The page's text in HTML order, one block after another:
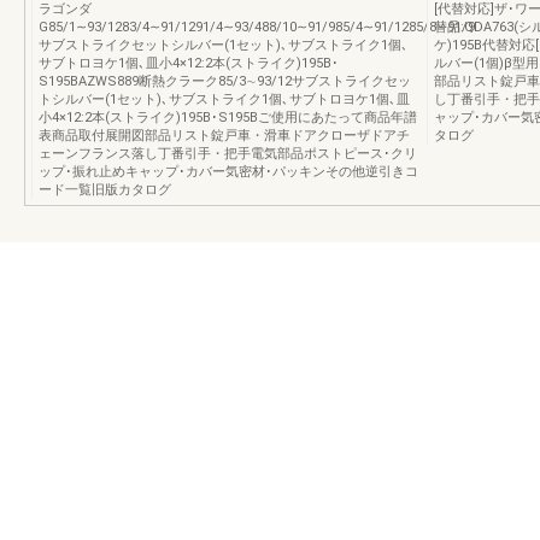
ラゴンダ
G85/1∼93/1283/4∼91/1291/4∼93/488/10∼91/985/4∼91/1285/8∼91/9
サブストライクセットシルバー(1セット)､サブストライク1個､
サブトロヨケ1個､皿小4×12:2本(ストライク)195B･
S195BAZWS889断熱クラーク85/3∼93/12サブストライクセッ
トシルバー(1セット)､サブストライク1個､サブトロヨケ1個､皿
小4×12:2本(ストライク)195B･S195Bご使用にあたって商品年譜
表商品取付展開図部品リスト錠戸車・滑車ドアクローザドアチ
ェーンフランス落し丁番引手・把手電気部品ポストピース･クリ
ップ･振れ止めキャップ･カバー気密材･パッキンその他逆引きコ
ード一覧旧版カタログ
[代替対応]ザ･ワ
替品:QDA763(シ
ケ)195B代替対
ルバー(1個)β型
部品リスト錠戸
し丁番引手・把
ャップ･カバー気
タログ